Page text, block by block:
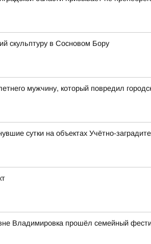
скульптуру в Сосновом Бору
мужчину, который повредил
сутки на объектах Учётно-
Владимировка прошёл семейный